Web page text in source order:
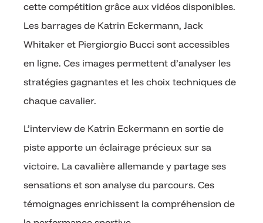
cette compétition grâce aux vidéos disponibles.
Les barrages de Katrin Eckermann, Jack
Whitaker et Piergiorgio Bucci sont accessibles
en ligne. Ces images permettent d’analyser les
stratégies gagnantes et les choix techniques de
chaque cavalier.
L’interview de Katrin Eckermann en sortie de
piste apporte un éclairage précieux sur sa
victoire. La cavalière allemande y partage ses
sensations et son analyse du parcours. Ces
témoignages enrichissent la compréhension de